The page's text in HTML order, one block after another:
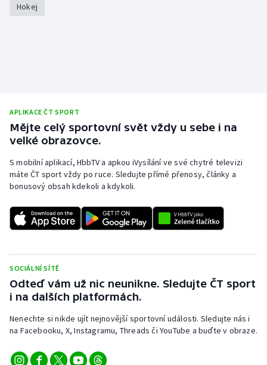
Hokej
APLIKACE ČT SPORT
Mějte celý sportovní svět vždy u sebe i na
velké obrazovce.
S mobilní aplikací, HbbTV a apkou iVysílání ve své chytré televizi
máte ČT sport vždy po ruce. Sledujte přímé přenosy, články a
bonusový obsah kdekoli a kdykoli.
SOCIÁLNÍ SÍTĚ
Odteď vám už nic neunikne. Sledujte ČT sport
i na dalších platformách.
Nenechte si nikde ujít nejnovější sportovní události. Sledujte nás i
na Facebooku, X, Instagramu, Threads či YouTube a buďte v obraze.